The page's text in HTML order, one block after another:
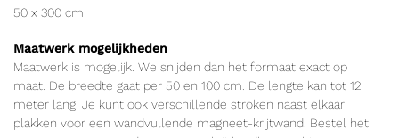
50 x 300 cm
Maatwerk mogelijkheden
Maatwerk is mogelijk. We snijden dan het formaat exact op
maat. De breedte gaat per 50 en 100 cm. De lengte kan tot 12
meter lang! Je kunt ook verschillende stroken naast elkaar
plakken voor een wandvullende magneet-krijtwand. Bestel het